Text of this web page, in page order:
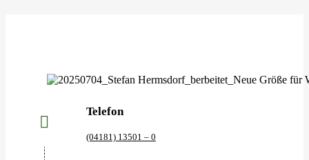
Telefon
(04181) 13501 – 0